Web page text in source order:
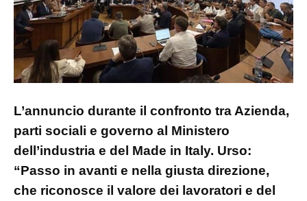
L’annuncio durante il confronto tra Azienda,
parti sociali e governo al Ministero
dell’industria e del Made in Italy. Urso:
“Passo in avanti e nella giusta direzione,
che riconosce il valore dei lavoratori e del